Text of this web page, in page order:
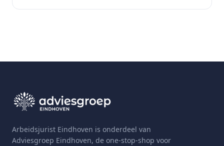
Arbeidsjurist Eindhoven is onderdeel van
Adviesgroep Eindhoven, de one-stop-shop voor